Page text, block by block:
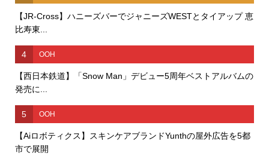
【JR-Cross】ハニーズバーでジャニーズWESTとタイアップ 恵
比寿東...
4 OOH
【西日本鉄道】「Snow Man」デビュー5周年ベストアルバムの
発売に...
5 OOH
【Aiロボティクス】スキンケアブランドYunthの屋外広告を5都
市で展開